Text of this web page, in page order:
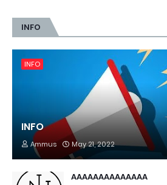
INFO
INFO
INFO
Ammus May 21, 2022
AAAAAAAAAAAAAA